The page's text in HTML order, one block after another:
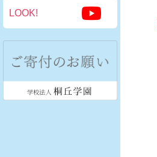
LOOK!